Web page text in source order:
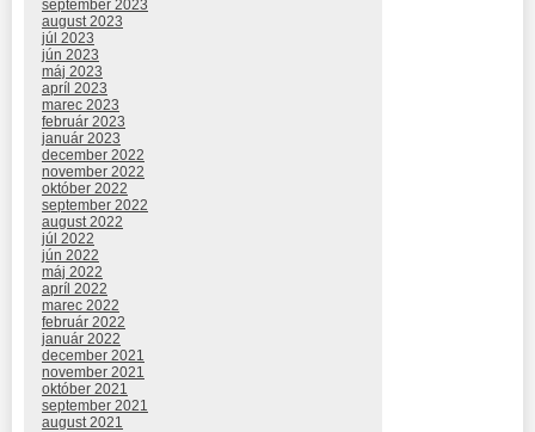
september 2023
august 2023
júl 2023
jún 2023
máj 2023
apríl 2023
marec 2023
február 2023
január 2023
december 2022
november 2022
október 2022
september 2022
august 2022
júl 2022
jún 2022
máj 2022
apríl 2022
marec 2022
február 2022
január 2022
december 2021
november 2021
október 2021
september 2021
august 2021